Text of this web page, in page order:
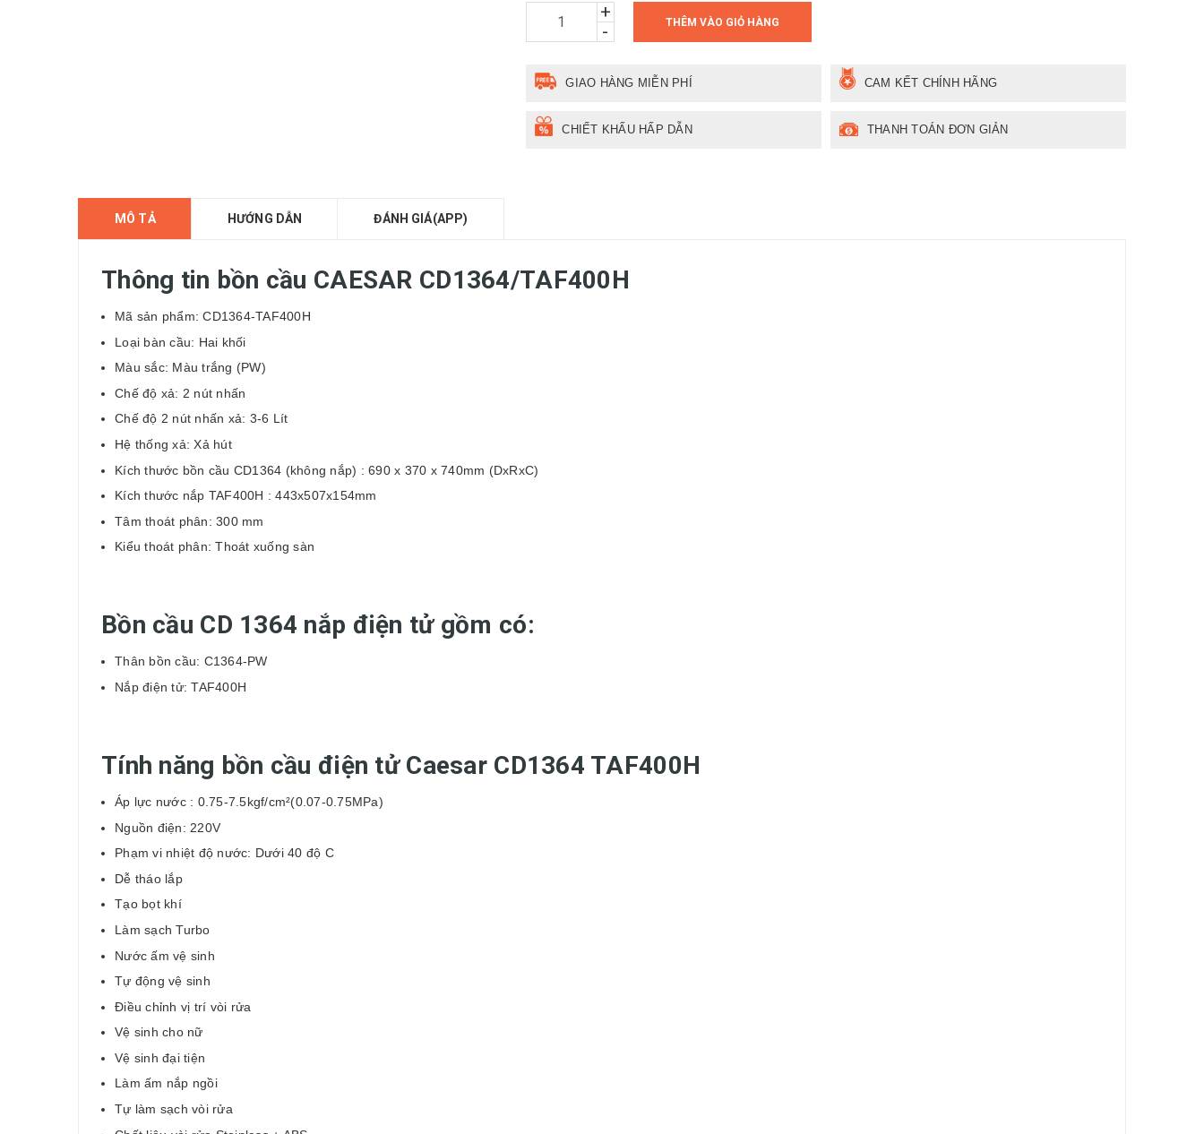
+
-
THÊM VÀO GIỎ HÀNG
GIAO HÀNG MIỄN PHÍ CAM KẾT CHÍNH HÃNG
CHIẾT KHẤU HẤP DẪN THANH TOÁN ĐƠN GIẢN
MÔ TẢ HƯỚNG DẪN ĐÁNH GIÁ(APP)
Thông tin bồn cầu CAESAR CD1364/TAF400H
Mã sản phẩm: CD1364-TAF400H
Loại bàn cầu: Hai khối
Màu sắc: Màu trắng (PW)
Chế độ xả: 2 nút nhấn
Chế độ 2 nút nhấn xả: 3-6 Lít
Hệ thống xả: Xả hút
Kích thước bồn cầu CD1364 (không nắp) : 690 x 370 x 740mm (DxRxC)
Kích thước nắp TAF400H : 443x507x154mm
Tâm thoát phân: 300 mm
Kiểu thoát phân: Thoát xuống sàn
Bồn cầu CD 1364 nắp điện tử gồm có:
Thân bồn cầu: C1364-PW
Nắp điện tử: TAF400H
Tính năng bồn cầu điện tử Caesar CD1364 TAF400H
Áp lực nước : 0.75-7.5kgf/cm²(0.07-0.75MPa)
Nguồn điện: 220V
Phạm vi nhiệt độ nước: Dưới 40 độ C
Dễ tháo lắp
Tạo bọt khí
Làm sạch Turbo
Nước ấm vệ sinh
Tự động vệ sinh
Điều chỉnh vị trí vòi rửa
Vệ sinh cho nữ
Vệ sinh đại tiện
Làm ấm nắp ngồi
Tự làm sạch vòi rửa